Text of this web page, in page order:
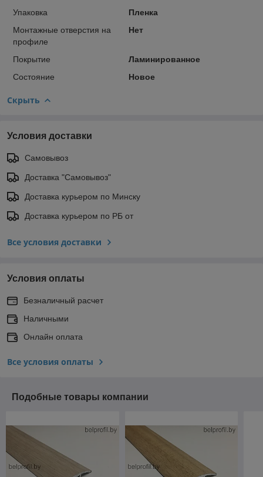
Упаковка
Пленка
Монтажные отверстия на
профиле
Нет
Покрытие
Ламинированное
Состояние
Новое
Скрыть
Условия доставки
Самовывоз
Доставка "Самовывоз"
Доставка курьером по Минску
Доставка курьером по РБ от
Все условия доставки
Условия оплаты
Безналичный расчет
Наличными
Онлайн оплата
Все условия оплаты
Подобные товары компании